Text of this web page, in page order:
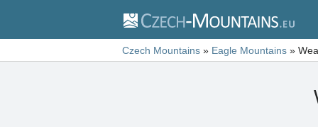
Czech Mountains » Eagle Mountains »